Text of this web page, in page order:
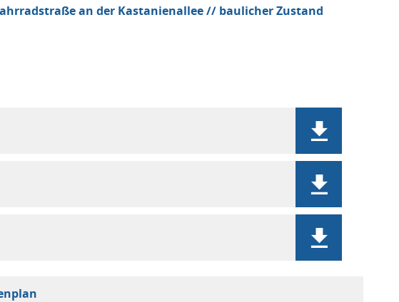
an der Kastanienallee // baulicher Zustand